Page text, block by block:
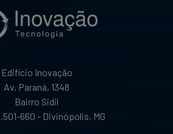
Edifício Inovação
Av. Paraná, 1348
Bairro Sidil
660 - Divinópolis, MG